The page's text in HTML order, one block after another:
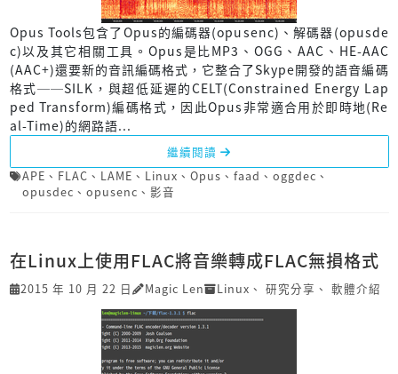
Opus Tools包含了Opus的編碼器(opusenc)、解碼器(opusde
c)以及其它相關工具。Opus是比MP3、OGG、AAC、HE-AAC
(AAC+)還要新的音訊編碼格式，它整合了Skype開發的語音編碼
格式──SILK，與超低延遲的CELT(Constrained Energy Lap
ped Transform)編碼格式，因此Opus非常適合用於即時地(Re
al-Time)的網路語...
繼續閱讀
APE 、 FLAC 、 LAME 、 Linux 、 Opus 、 faad 、 oggdec 、
opusdec 、 opusenc 、 影音
在Linux上使用FLAC將音樂轉成FLAC無損格式
2015 年 10 月 22 日 Magic Len Linux 、 研究分享 、 軟體介紹